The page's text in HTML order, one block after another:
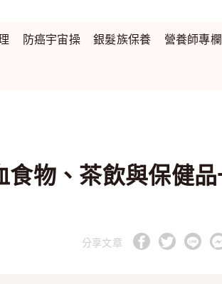
防癌宇宙操 銀髮族保養 營養師專欄
食物、茶飲與保健
分享文章